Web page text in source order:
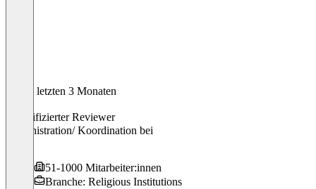
In den letzten 3 Monaten
Verifizierter Reviewer
Administration/ Koordination bei
51-1000 Mitarbeiter:innen
Branche: Religious Institutions